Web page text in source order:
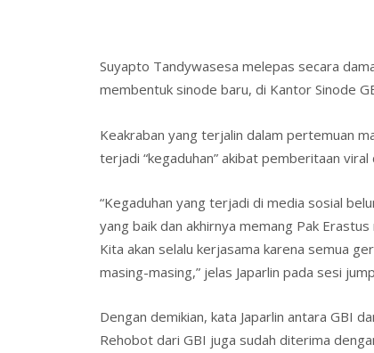
b
o
k
er e
dI
e
st
Suyapto Tandywasesa melepas secara
membentuk sinode baru, di Kantor Sinode
Keakraban yang terjalin dalam pertemuan
terjadi “kegaduhan” akibat pemberitaan
“Kegaduhan yang terjadi di media sosial
yang baik dan akhirnya memang Pak
Kita akan selalu kerjasama karena semua
masing-masing,” jelas Japarlin pada sesi
Dengan demikian, kata Japarlin antara GBI
Rehobot dari GBI juga sudah diterima